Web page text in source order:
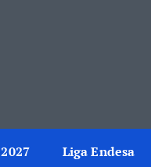
Liga Endesa